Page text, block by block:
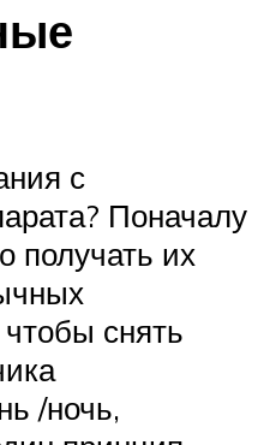
с
Поначалу
получать их
снять
/ночь,